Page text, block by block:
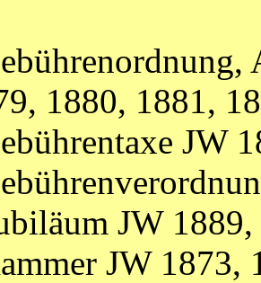
1880, 1881,
JW
JW 1889,
JW 1873,